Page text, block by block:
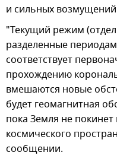
и сильных возмущений
"Текущий режим
разделенные
соответствует
прохождению
вмешаются новые
будет геомагнитная
пока Земля не
космического
сообщении.